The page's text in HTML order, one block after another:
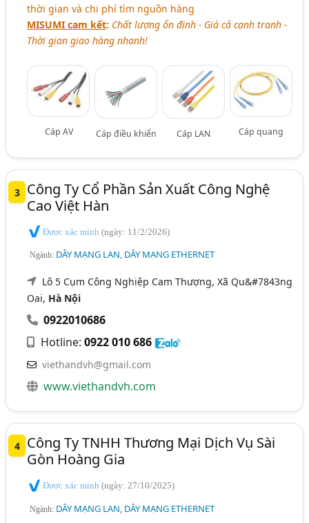
thời gian và chi phí tìm nguồn hàng
MISUMI cam kết: Chất lượng ổn định - Giá cả cạnh tranh -
Thời gian giao hàng nhanh!
Cáp AV Cáp điều khiển Cáp LAN Cáp quang
3
Công Ty Cổ Phần Sản Xuất Công Nghệ
Cao Việt Hàn
Được xác minh(ngày: 11/2/2026)
Ngành: DÂY MẠNG LAN, DÂY MẠNG ETHERNET
Lô 5 Cụm Công Nghiệp Cam Thượng, Xã Qu&#7843ng
Oai, Hà Nội
0922010686
Hotline:0922 010 686
viethandvh@gmail.com
www.viethandvh.com
4
Công Ty TNHH Thương Mại Dịch Vụ Sài
Gòn Hoàng Gia
Được xác minh(ngày: 27/10/2025)
Ngành: DÂY MẠNG LAN, DÂY MẠNG ETHERNET